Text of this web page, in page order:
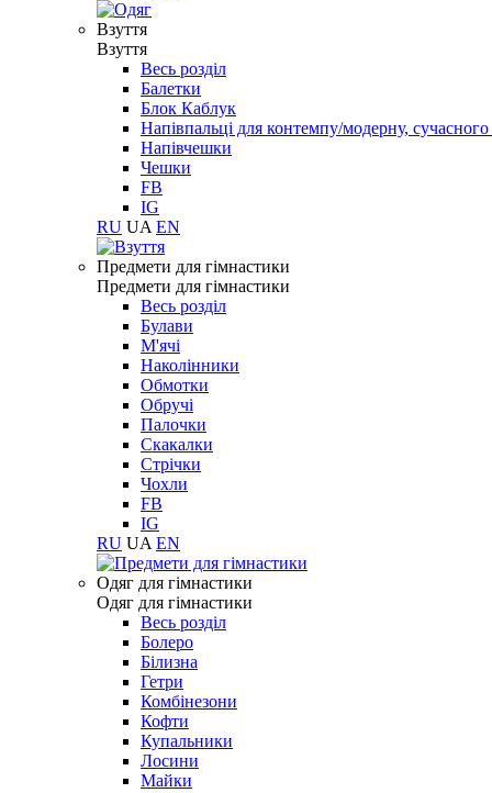
Взуття
Взуття
Весь розділ
Балетки
Блок Каблук
Напівпальці для контемпу/модерну,
Напівчешки
Чешки
FB
IG
RU UA EN
Предмети для гімнастики
Предмети для гімнастики
Весь розділ
Булави
М'ячі
Наколінники
Обмотки
Обручі
Палочки
Скакалки
Стрічки
Чохли
FB
IG
RU UA EN
Одяг для гімнастики
Одяг для гімнастики
Весь розділ
Болеро
Білизна
Гетри
Комбінезони
Кофти
Купальники
Лосини
Майки